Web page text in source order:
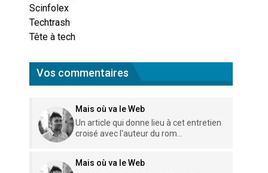
Scinfolex
Techtrash
Tête à tech
Vos commentaires
Mais où va le Web
Un article qui donne lieu à cet entretien
croisé avec l'auteur du rom...
Mais où va le Web